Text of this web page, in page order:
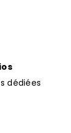
dédiées